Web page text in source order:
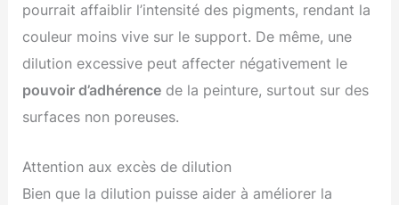
pourrait affaiblir l’intensité des pigments, rendant la
couleur moins vive sur le support. De même, une
dilution excessive peut affecter négativement le
pouvoir d’adhérence de la peinture, surtout sur des
surfaces non poreuses.
Attention aux excès de dilution
Bien que la dilution puisse aider à améliorer la